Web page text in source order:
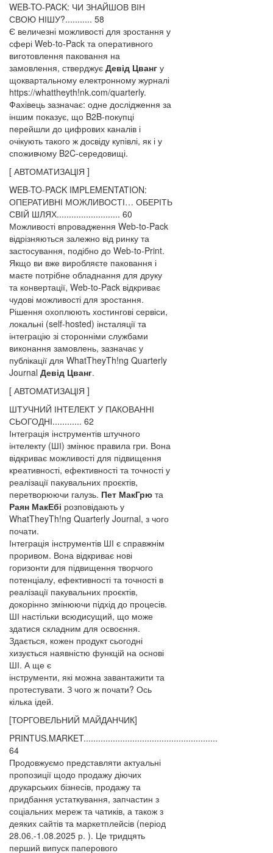
WEB-TO-PACK: ЧИ ЗНАЙШОВ ВІН
СВОЮ НІШУ?........... 58
Є величезні можливості для зростання у
сфері Web-to-Pack та оперативного
виготовлення паковання на
замовлення, стверджує Девід Цванг у
щоквартальному електронному журналі
https://whattheyth!nk.com/quarterly.
Фахівець зазначає: одне дослідження за
іншим показує, що B2B-покупці
перейшли до цифрових каналів і
очікують такого ж досвіду купівлі, як і у
споживчому B2C-середовищі.
[ АВТОМАТИЗАЦІЯ ]
WEB-TO-PACK IMPLEMENTATION:
ОПЕРАТИВНІ МОЖЛИВОСТІ… ОБЕРІТЬ
СВІЙ ШЛЯХ.......................... 60
Можливості впровадження Web-to-Pack
відрізняються залежно від ринку та
застосування, подібно до Web-to-Print.
Якщо ви вже виробляєте паковання і
маєте потрібне обладнання для друку
та конвертації, Web-to-Pack відкриває
чудові можливості для зростання.
Рішення охоплюють хостингові сервіси,
локальні (self-hosted) інсталяції та
інтеграцію зі сторонніми службами
виконання замовлень, зазначає у
публікації для WhatTheyTh!ng Quarterly
Journal Девід Цванг.
[ АВТОМАТИЗАЦІЯ ]
ШТУЧНИЙ ІНТЕЛЕКТ У ПАКОВАННІ
СЬОГОДНІ............ 62
Інтеграція інструментів штучного
інтелекту (ШІ) змінює правила гри. Вона
відкриває можливості для підвищення
креативності, ефективності та точності у
реалізації пакувальних проєктів,
перетворюючи галузь. Пет МакГрю та
Раян МакЕбі розповідають у
WhatTheyTh!ng Quarterly Journal, з чого
почати.
Інтеграція інструментів ШІ є справжнім
проривом. Вона відкриває нові
горизонти для підвищення творчого
потенціалу, ефективності та точності в
реалізації пакувальних проєктів,
докорінно змінюючи підхід до процесів.
ШІ настільки всюдисущий, що може
здатися складним для освоєння.
Здається, кожен продукт сьогодні
хизується наявністю функцій на основі
ШІ. А ще є
інструменти, які можна завантажити та
протестувати. З чого ж почати? Ось
кілька ідей.
[ТОРГОВЕЛЬНИЙ МАЙДАНЧИК]
PRINTUS.MARKET.......................................................
64
Продовжуємо представляти актуальні
пропозиції щодо продажу діючих
друкарських бізнесів, продажу та
придбання устаткування, запчастин з
соціальних мереж та чатиків, а також з
деяких сайтів та маркетплейсів (період
28.06.-1.08.2025 р. ). Це тридцять
перший випуск паперового